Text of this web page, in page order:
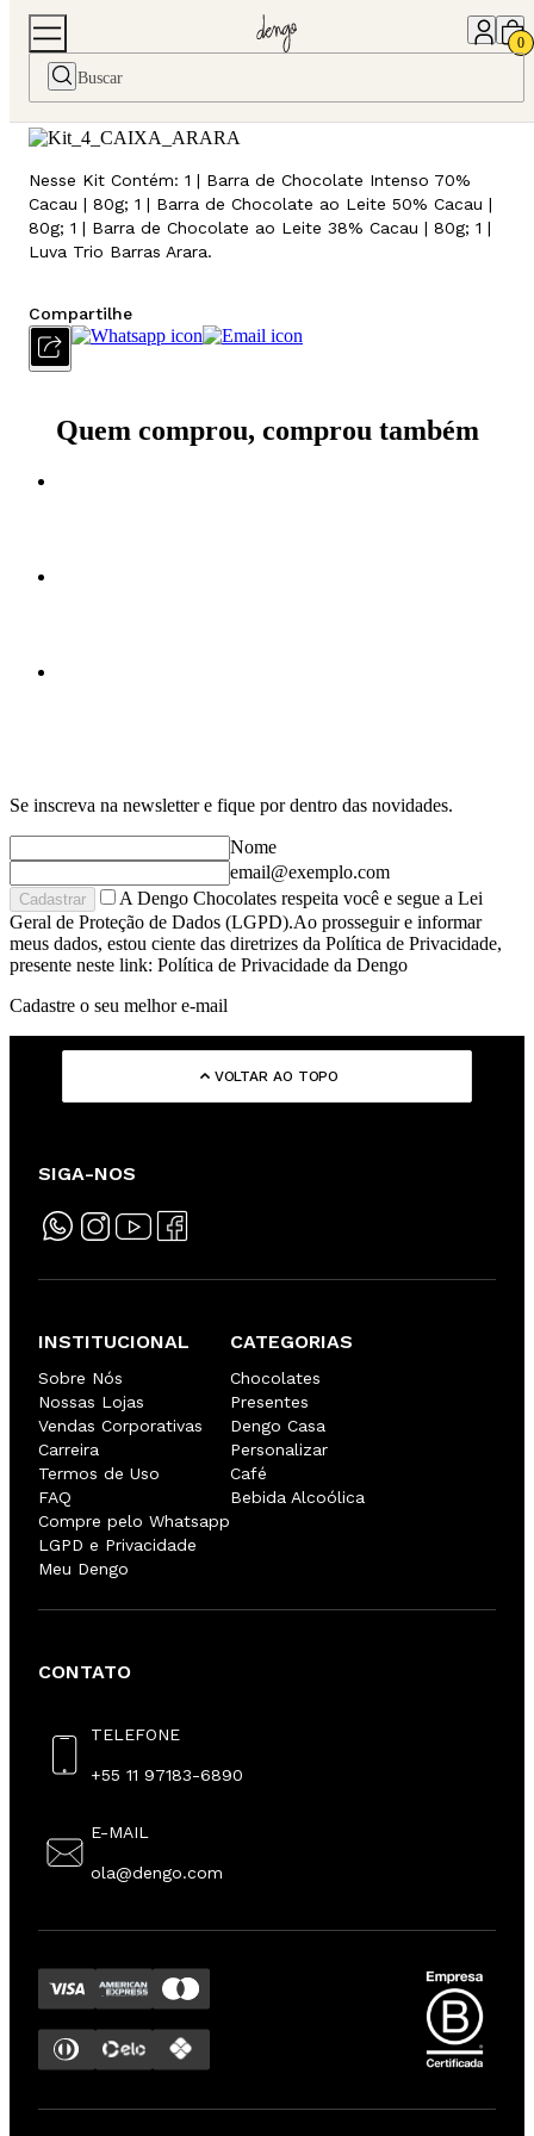
0
Kit Cacau Nosso Xodó
Kit Cacau Nosso Xodó
Nesse Kit Contém: 1 | Barra de Chocolate Intenso 70%
Cacau | 80g; 1 | Barra de Chocolate ao Leite 50% Cacau |
80g; 1 | Barra de Chocolate ao Leite 38% Cacau | 80g; 1 |
Luva Trio Barras Arara.
Compartilhe
Quem comprou, comprou também
Se inscreva na newsletter e fique por dentro das novidades.
Nome
email@exemplo.com
Cadastrar
A Dengo Chocolates respeita você e segue a Lei
Geral de Proteção de Dados (LGPD).Ao prosseguir e informar
meus dados, estou ciente das diretrizes da Política de Privacidade,
presente neste link: Política de Privacidade da Dengo
Cadastre o seu melhor e-mail
VOLTAR AO TOPO
SIGA-NOS
INSTITUCIONAL
Sobre Nós
Nossas Lojas
Vendas Corporativas
Carreira
Termos de Uso
FAQ
Compre pelo Whatsapp
LGPD e Privacidade
Meu Dengo
CATEGORIAS
Chocolates
Presentes
Dengo Casa
Personalizar
Café
Bebida Alcoólica
CONTATO
TELEFONE
+55 11 97183-6890
E-MAIL
ola@dengo.com